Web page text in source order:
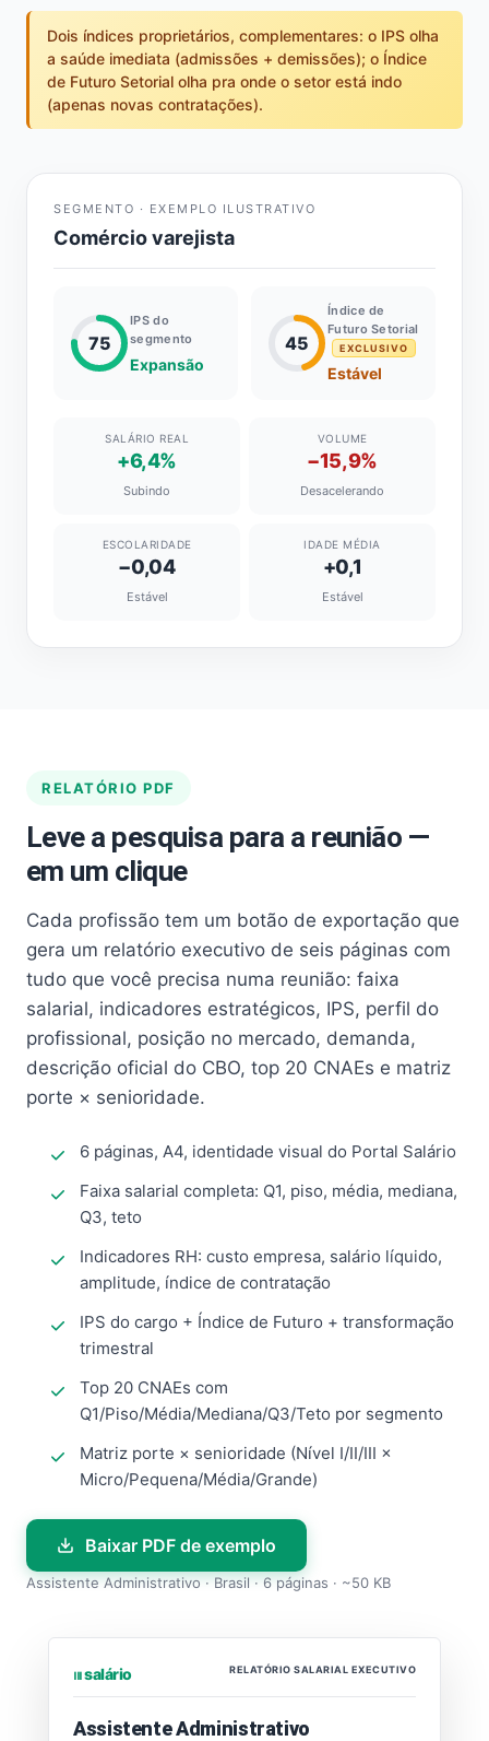
Dois índices proprietários, complementares: o IPS olha
a saúde imediata (admissões + demissões); o Índice
de Futuro Setorial olha pra onde o setor está indo
(apenas novas contratações).
SEGMENTO · EXEMPLO ILUSTRATIVO
Comércio varejista
75
IPS do
segmento
Expansão
45
Índice de
Futuro Setorial
EXCLUSIVO
Estável
SALÁRIO REAL
+6,4%
Subindo
VOLUME
−15,9%
Desacelerando
ESCOLARIDADE
−0,04
Estável
IDADE MÉDIA
+0,1
Estável
RELATÓRIO PDF
Leve a pesquisa para a reunião —
em um clique
Cada profissão tem um botão de exportação que
gera um relatório executivo de seis páginas com
tudo que você precisa numa reunião: faixa
salarial, indicadores estratégicos, IPS, perfil do
profissional, posição no mercado, demanda,
descrição oficial do CBO, top 20 CNAEs e matriz
porte × senioridade.
6 páginas, A4, identidade visual do Portal Salário
Faixa salarial completa: Q1, piso, média, mediana,
Q3, teto
Indicadores RH: custo empresa, salário líquido,
amplitude, índice de contratação
IPS do cargo + Índice de Futuro + transformação
trimestral
Top 20 CNAEs com
Q1/Piso/Média/Mediana/Q3/Teto por segmento
Matriz porte × senioridade (Nível I/II/III ×
Micro/Pequena/Média/Grande)
Baixar PDF de exemplo
Assistente Administrativo · Brasil · 6 páginas · ~50 KB
⏐⏐⏐ salário RELATÓRIO SALARIAL EXECUTIVO
Assistente Administrativo